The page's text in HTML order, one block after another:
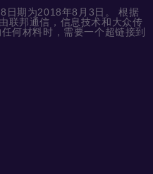
日期为2018年8月3日。 根据
联邦通信，信息技术和大众传
何材料时，需要一个超链接到